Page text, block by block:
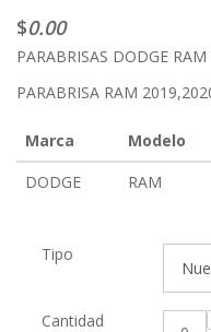
$0.00
PARABRISAS DODGE
PARABRISA RAM
Marca Modelo
DODGE
RAM
Tipo
Cantidad